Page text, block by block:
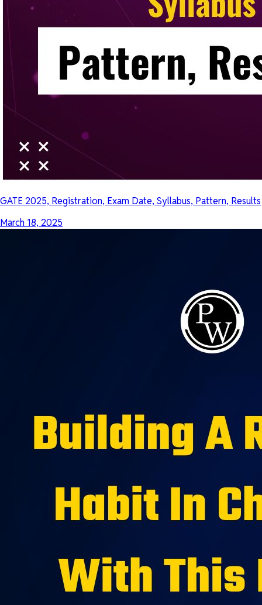
GATE 2025, Registration, Exam Date, Syllabus, Pattern, Results
March 18, 2025